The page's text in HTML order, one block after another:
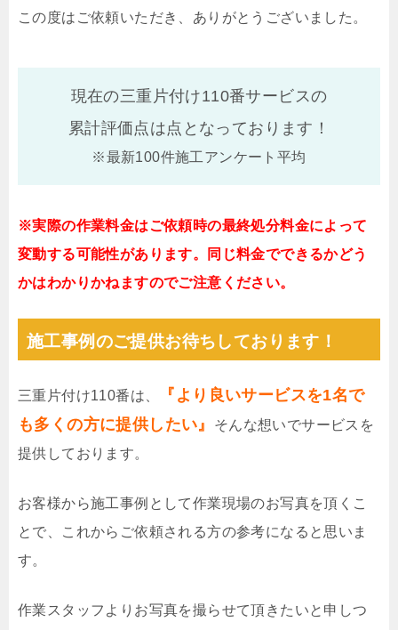
この度はご依頼いただき、ありがとうございました。
現在の三重片付け110番サービスの
累計評価点は点となっております！
※最新100件施工アンケート平均
※実際の作業料金はご依頼時の最終処分料金によって
変動する可能性があります。同じ料金でできるかどう
かはわかりかねますのでご注意ください。
施工事例のご提供お待ちしております！
三重片付け110番は、
『より良いサービスを1名で
も多くの方に提供したい』
そんな想いでサービスを
提供しております。
お客様から施工事例として作業現場のお写真を頂くこ
とで、これからご依頼される方の参考になると思いま
す。
作業スタッフよりお写真を撮らせて頂きたいと申しつ